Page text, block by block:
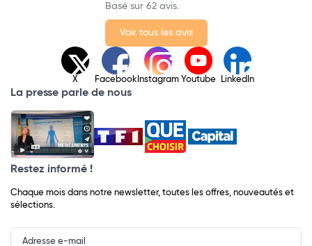
Basé sur 62 avis.
Voir tous les avis
X Facebook Instagram Youtube LinkedIn
La presse parle de nous
Restez informé !
Chaque mois dans notre newsletter, toutes les offres, nouveautés et
sélections.
Input
Newsletter